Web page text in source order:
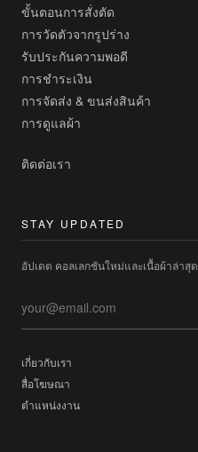
ขั้นตอนการสั่งตัด
การวัดตัวจากรูปร่าง
รับประกันความพอดี
การชำระเงิน
การจัดส่ง & ขนส่งสินค้า
การดูแลผ้า
ติดต่อเรา
STAY UPDATED
อัปเดต คอลเลกชันใหม่และเนื้อผ้าล่าสุด
เกี่ยวกับเรา
สื่อโฆษณา
ตำแหน่งงาน